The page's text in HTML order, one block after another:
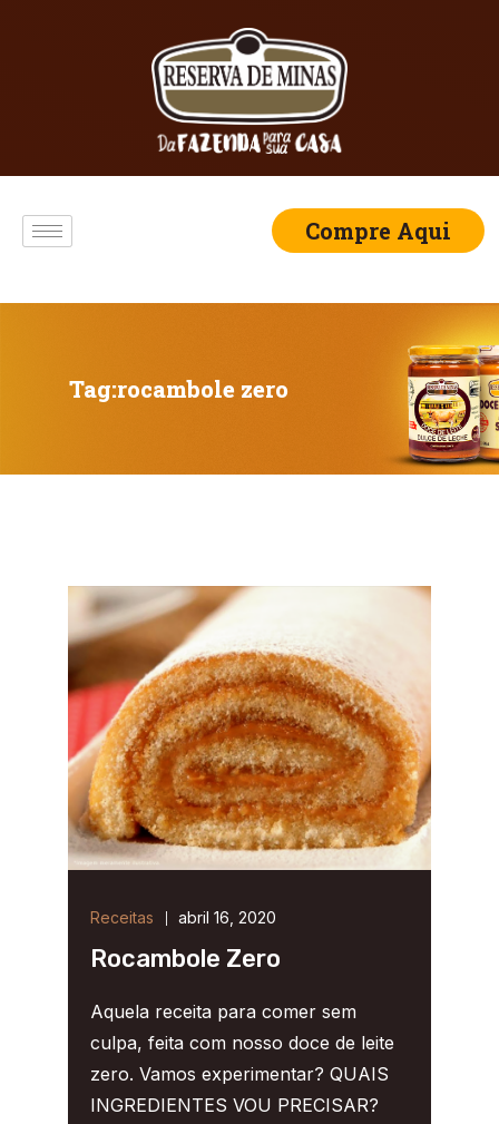
Compre Aqui
Tag:rocambole zero
Receitas abril 16, 2020
Rocambole Zero
Aquela receita para comer sem
culpa, feita com nosso doce de leite
zero. Vamos experimentar? QUAIS
INGREDIENTES VOU PRECISAR?